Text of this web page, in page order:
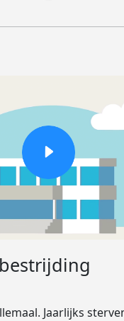
Jaarlijks